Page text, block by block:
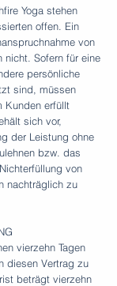
Yoga stehen
offen. Ein
von
nicht. Sofern für eine
persönliche
sind, müssen
Kunden erfüllt
sich vor,
der Leistung ohne
bzw. das
von
nachträglich zu
vierzehn Tagen
diesen Vertrag zu
beträgt vierzehn